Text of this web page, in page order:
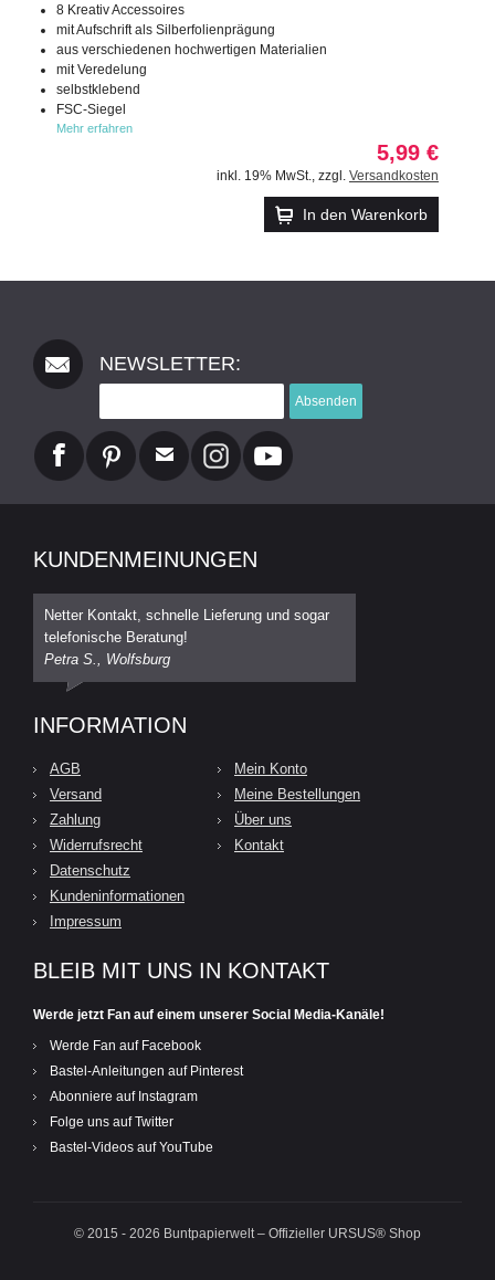
8 Kreativ Accessoires
mit Aufschrift als Silberfolienprägung
aus verschiedenen hochwertigen Materialien
mit Veredelung
selbstklebend
FSC-Siegel
Mehr erfahren
5,99 €
inkl. 19% MwSt. zzgl. Versandkosten
In den Warenkorb
NEWSLETTER:
Absenden
KUNDENMEINUNGEN
Netter Kontakt, schnelle Lieferung und sogar
telefonische Beratung!
Petra S., Wolfsburg
INFORMATION
AGB
Versand
Zahlung
Widerrufsrecht
Datenschutz
Kundeninformationen
Impressum
Mein Konto
Meine Bestellungen
Über uns
Kontakt
BLEIB MIT UNS IN KONTAKT
Werde jetzt Fan auf einem unserer Social Media-Kanäle!
Werde Fan auf Facebook
Bastel-Anleitungen auf Pinterest
Abonniere auf Instagram
Folge uns auf Twitter
Bastel-Videos auf YouTube
© 2015 - 2026 Buntpapierwelt – Offizieller URSUS® Shop